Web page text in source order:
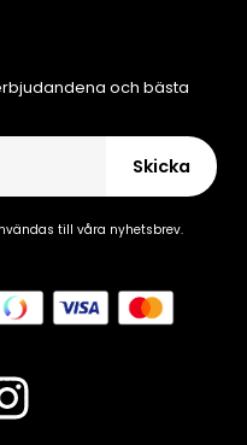
och bästa
Skicka
till våra nyhetsbrev.